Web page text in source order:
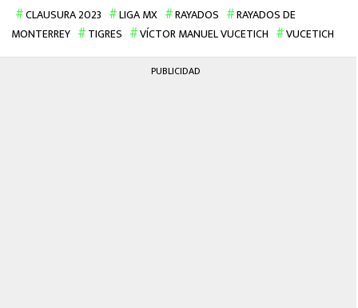
CLAUSURA 2023 LIGA MX RAYADOS
RAYADOS DE
MONTERREY
TIGRES VÍCTOR MANUEL VUCETICH VUCETICH
PUBLICIDAD